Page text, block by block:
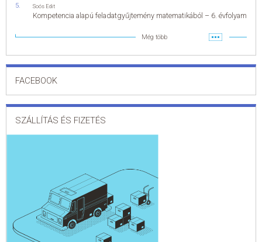
Soós Edit
Kompetencia alapú feladatgyűjtemény matematikából – 6. évfolyam
Még több
FACEBOOK
SZÁLLÍTÁS ÉS FIZETÉS